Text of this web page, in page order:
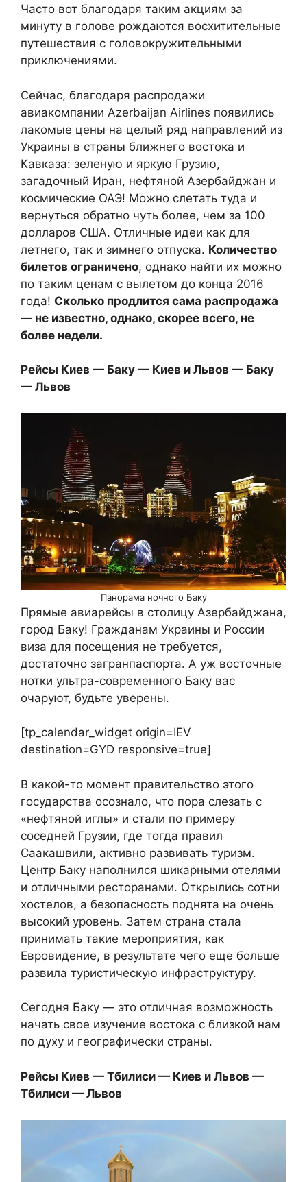
Часто вот благодаря таким акциям за
минуту в голове рождаются восхитительные
путешествия с головокружительными
приключениями.
Сейчас, благодаря распродажи
авиакомпании Azerbaijan Airlines появились
лакомые цены на целый ряд направлений из
Украины в страны ближнего востока и
Кавказа: зеленую и яркую Грузию,
загадочный Иран, нефтяной Азербайджан и
космические ОАЭ! Можно слетать туда и
вернуться обратно чуть более, чем за 100
долларов США. Отличные идеи как для
летнего, так и зимнего отпуска. Количество
билетов ограничено, однако найти их можно
по таким ценам с вылетом до конца 2016
года! Сколько продлится сама распродажа
— не известно, однако, скорее всего, не
более недели.
Рейсы Киев — Баку — Киев и Львов — Баку
— Львов
Панорама ночного Баку
Прямые авиарейсы в столицу Азербайджана,
город Баку! Гражданам Украины и России
виза для посещения не требуется,
достаточно загранпаспорта. А уж восточные
нотки ультра-современного Баку вас
очаруют, будьте уверены.
[tp_calendar_widget origin=IEV
destination=GYD responsive=true]
В какой-то момент правительство этого
государства осознало, что пора слезать с
«нефтяной иглы» и стали по примеру
соседней Грузии, где тогда правил
Саакашвили, активно развивать туризм.
Центр Баку наполнился шикарными отелями
и отличными ресторанами. Открылись сотни
хостелов, а безопасность поднята на очень
высокий уровень. Затем страна стала
принимать такие мероприятия, как
Евровидение, в результате чего еще больше
развила туристическую инфраструктуру.
Сегодня Баку — это отличная возможность
начать свое изучение востока с близкой нам
по духу и географически страны.
Рейсы Киев — Тбилиси — Киев и Львов —
Тбилиси — Львов